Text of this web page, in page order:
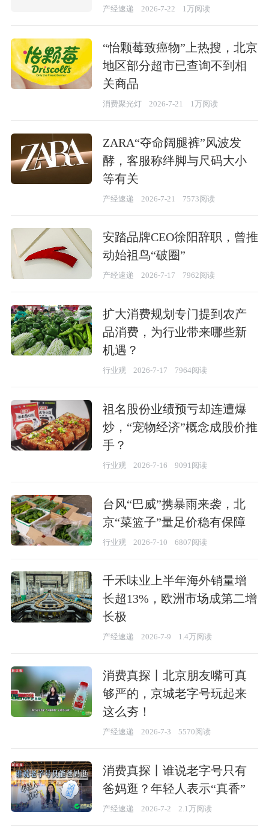
产经速递 2026-7-22 1万阅读
“怡颗莓致癌物”上热搜，北京
地区部分超市已查询不到相
关商品
消费聚光灯 2026-7-21 1万阅读
ZARA“夺命阔腿裤”风波发
酵，客服称绊脚与尺码大小
等有关
产经速递 2026-7-21 7573阅读
安踏品牌CEO徐阳辞职，曾推
动始祖鸟“破圈”
产经速递 2026-7-17 7962阅读
扩大消费规划专门提到农产
品消费，为行业带来哪些新
机遇？
行业观 2026-7-17 7964阅读
祖名股份业绩预亏却连遭爆
炒，“宠物经济”概念成股价推
手？
行业观 2026-7-16 9091阅读
台风“巴威”携暴雨来袭，北
京“菜篮子”量足价稳有保障
行业观 2026-7-10 6807阅读
千禾味业上半年海外销量增
长超13%，欧洲市场成第二增
长极
产经速递 2026-7-9 1.4万阅读
消费真探丨北京朋友嘴可真
够严的，京城老字号玩起来
这么夯！
产经速递 2026-7-3 5570阅读
消费真探丨谁说老字号只有
爸妈逛？年轻人表示“真香”
产经速递 2026-7-2 2.1万阅读